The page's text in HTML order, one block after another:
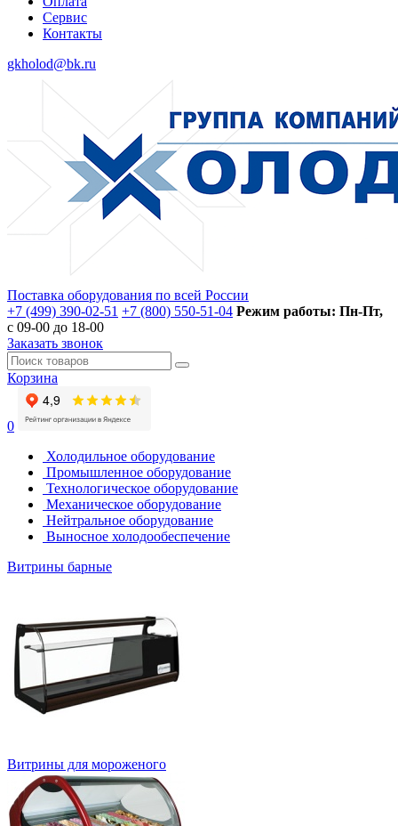
Сервис
Контакты
gkholod@bk.ru
Поставка оборудования по всей России
+7 (499) 390-02-51 +7 (800) 550-51-04 Режим работы: Пн-Пт,
с 09-00 до 18-00
Заказать звонок
Корзина
0
Холодильное оборудование
Промышленное оборудование
Технологическое оборудование
Механическое оборудование
Нейтральное оборудование
Выносное холодообеспечение
Витрины барные
Витрины для мороженого